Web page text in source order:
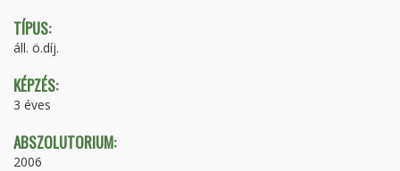
TÍPUS:
áll. ö.díj.
KÉPZÉS:
3 éves
ABSZOLUTORIUM:
2006